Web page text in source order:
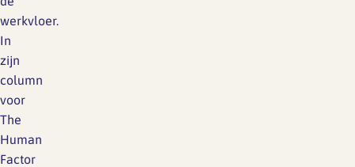
werkvloer.
In
zijn
column
voor
The
Human
Factor